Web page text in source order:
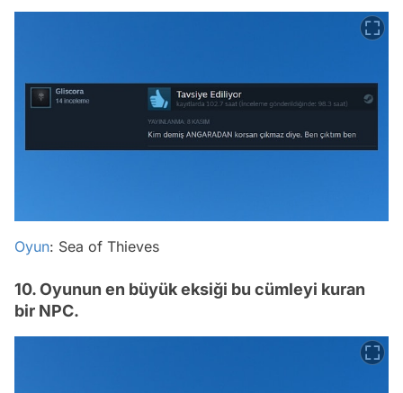
Oyun: Sea of Thieves
10. Oyunun en büyük eksiği bu cümleyi kuran
bir NPC.